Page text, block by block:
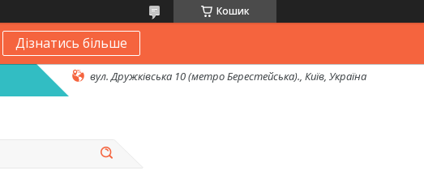
Кошик
Дізнатись більше
вул. Дружківська 10 (метро Берестейська)., Київ, Україна